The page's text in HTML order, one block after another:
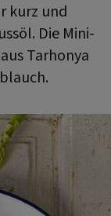
kurz und
Die Mini-
Tarhonya